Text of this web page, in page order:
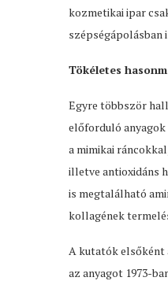
kozmetikai ipar
szépségápolásban
Tökéletes
Egyre többször
előforduló
a mimikai
illetve antioxidáns
is megtalálható
kollagének
A kutatók elsőként
az anyagot 1973-